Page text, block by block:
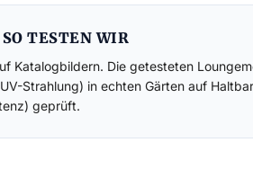
TESTEN WIR
Katalogbildern. Die getesteten
Strahlung) in echten Gärten auf
geprüft.